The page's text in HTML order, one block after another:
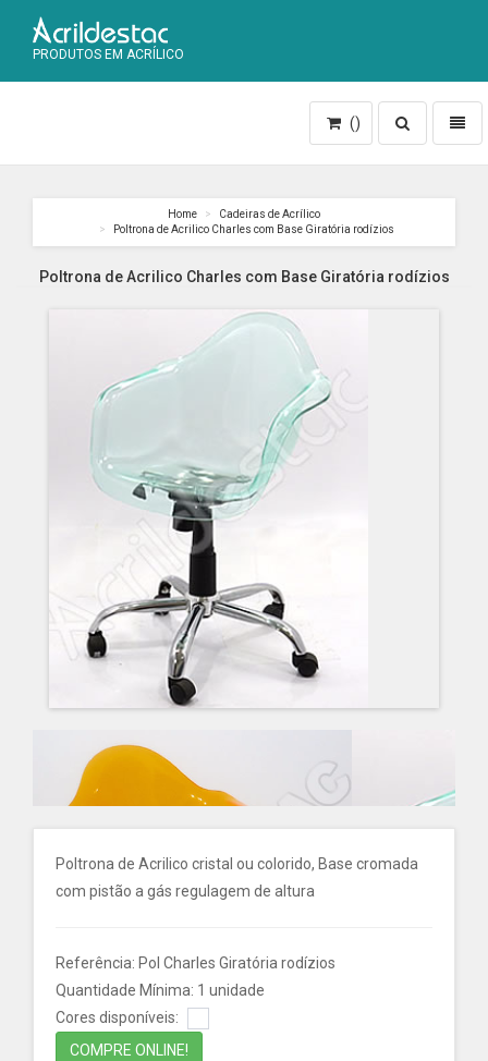
PRODUTOS EM ACRÍLICO
Toggle
search
()
Home
Cadeiras de Acrílico
Poltrona de Acrilico Charles com Base Giratória rodízios
Poltrona de Acrilico Charles com Base Giratória rodízios
Poltrona de Acrilico cristal ou colorido, Base cromada
com pistão a gás regulagem de altura
Referência: Pol Charles Giratória rodízios
Quantidade Mínima: 1 unidade
Cores disponíveis:
COMPRE ONLINE!